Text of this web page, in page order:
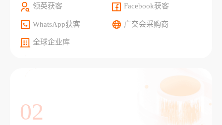
领英获客 Facebook获客
WhatsApp获客 广交会采购商
全球企业库
02